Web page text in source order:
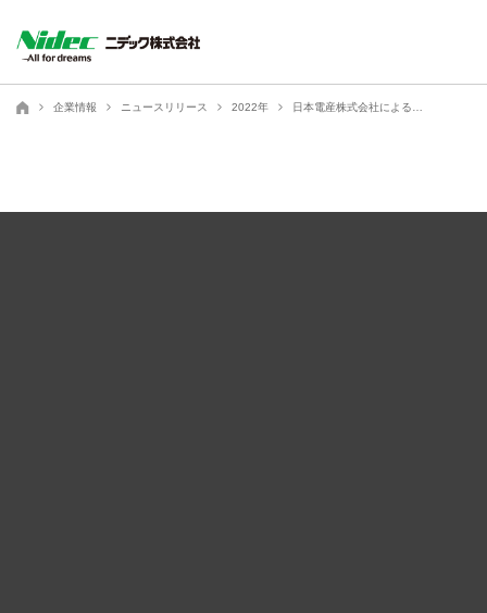
ニデック株式会社
企業情報 ニュースリリース 2022年 日本電産株式会社によるニデックオーケーケー株式会社の完全子会社化に関する株式交換契約締結（簡易株式交換）に関するお知らせ